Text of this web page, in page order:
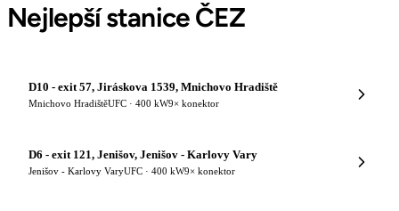
Nejlepší stanice ČEZ
D10 - exit 57, Jiráskova 1539, Mnichovo Hradiště
Mnichovo HradištěUFC · 400 kW9× konektor
D6 - exit 121, Jenišov, Jenišov - Karlovy Vary
Jenišov - Karlovy VaryUFC · 400 kW9× konektor